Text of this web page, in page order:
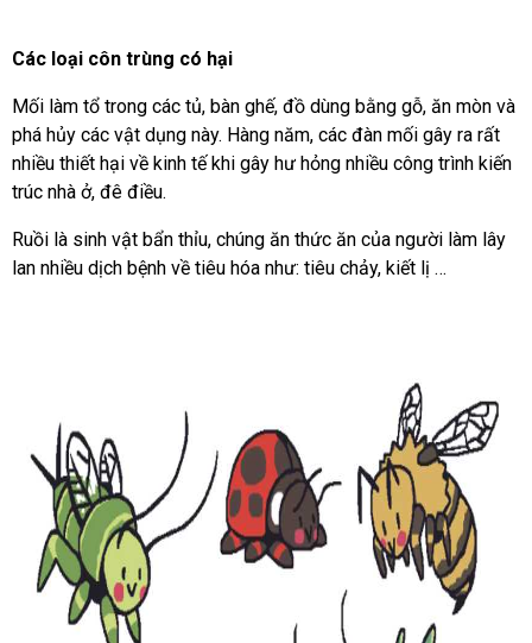
Các loại côn trùng có hại
Mối làm tổ trong các tủ, bàn ghế, đồ dùng bằng gỗ, ăn mòn và
phá hủy các vật dụng này. Hàng năm, các đàn mối gây ra rất
nhiều thiết hại về kinh tế khi gây hư hỏng nhiều công trình kiến
trúc nhà ở, đê điều.
Ruồi là sinh vật bẩn thỉu, chúng ăn thức ăn của người làm lây
lan nhiều dịch bệnh về tiêu hóa như: tiêu chảy, kiết lị …